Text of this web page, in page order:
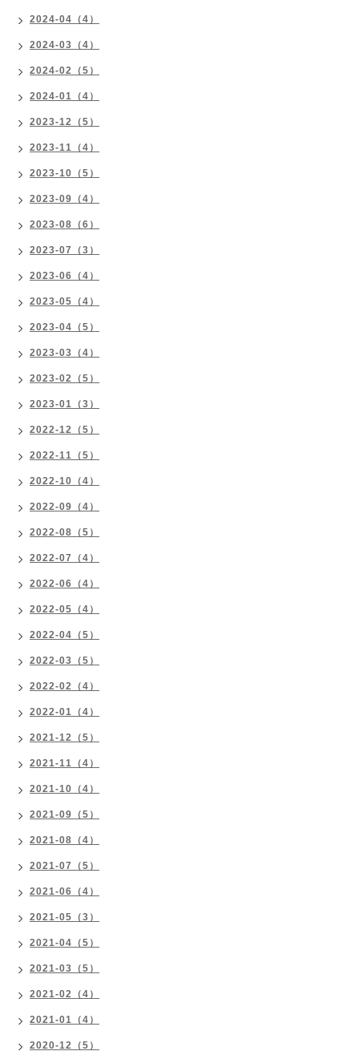
2024-04（4）
2024-03（4）
2024-02（5）
2024-01（4）
2023-12（5）
2023-11（4）
2023-10（5）
2023-09（4）
2023-08（6）
2023-07（3）
2023-06（4）
2023-05（4）
2023-04（5）
2023-03（4）
2023-02（5）
2023-01（3）
2022-12（5）
2022-11（5）
2022-10（4）
2022-09（4）
2022-08（5）
2022-07（4）
2022-06（4）
2022-05（4）
2022-04（5）
2022-03（5）
2022-02（4）
2022-01（4）
2021-12（5）
2021-11（4）
2021-10（4）
2021-09（5）
2021-08（4）
2021-07（5）
2021-06（4）
2021-05（3）
2021-04（5）
2021-03（5）
2021-02（4）
2021-01（4）
2020-12（5）